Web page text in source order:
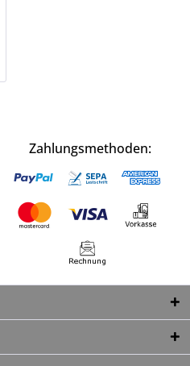
Zahlungsmethoden: